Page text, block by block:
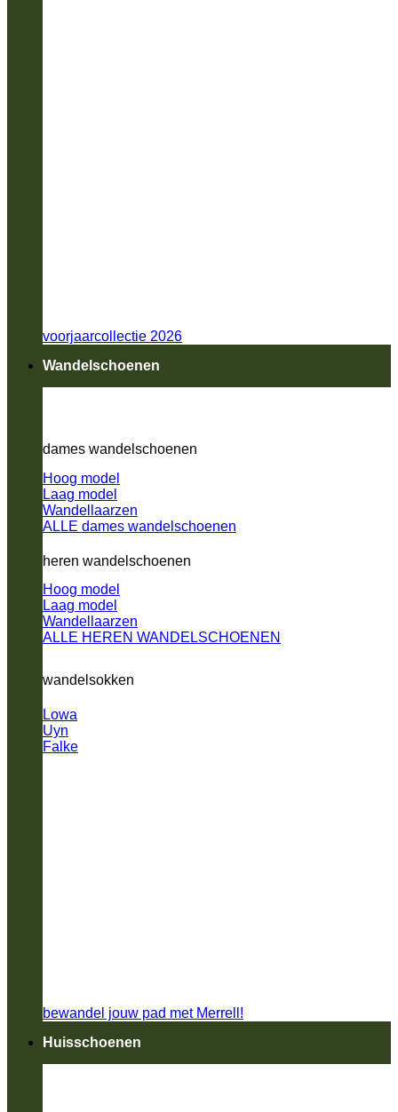
voorjaarcollectie 2026
Wandelschoenen
dames wandelschoenen
Hoog model
Laag model
Wandellaarzen
ALLE dames wandelschoenen
heren wandelschoenen
Hoog model
Laag model
Wandellaarzen
ALLE HEREN WANDELSCHOENEN
wandelsokken
Lowa
Uyn
Falke
bewandel jouw pad met Merrell!
Huisschoenen